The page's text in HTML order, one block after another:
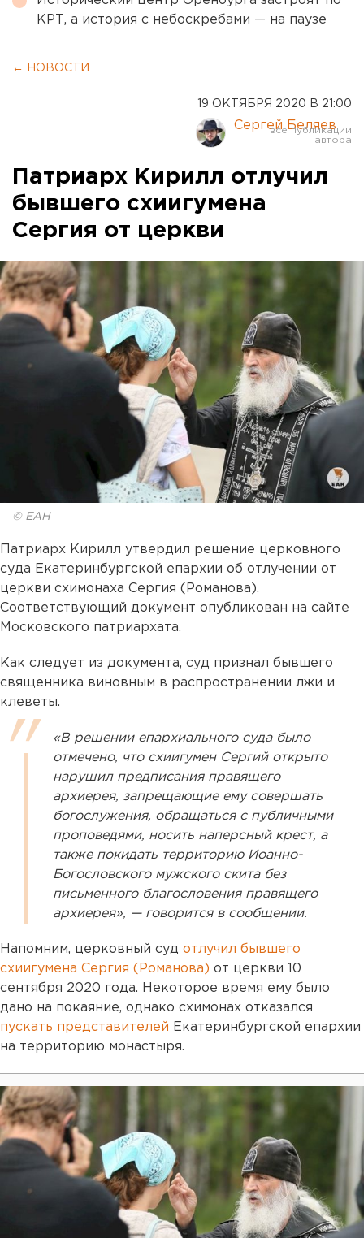
КРТ, а история с небоскребами — на паузе
← НОВОСТИ
19 ОКТЯБРЯ 2020 В 21:00
Сергей Беляев
Патриарх Кирилл отлучил
бывшего схиигумена
Сергия от церкви
© ЕАН
Патриарх Кирилл утвердил решение церковного
суда Екатеринбургской епархии об отлучении от
церкви схимонаха Сергия (Романова).
Соответствующий документ опубликован на сайте
Московского патриархата.
Как следует из документа, суд признал бывшего
священника виновным в распространении лжи и
клеветы.
«В решении епархиального суда было
отмечено, что схиигумен Сергий открыто
нарушил предписания правящего
архиерея, запрещающие ему совершать
богослужения, обращаться с публичными
проповедями, носить наперсный крест, а
также покидать территорию Иоанно-
Богословского мужского скита без
письменного благословения правящего
архиерея», — говорится в сообщении.
Напомним, церковный суд отлучил бывшего
схиигумена Сергия (Романова) от церкви 10
сентября 2020 года. Некоторое время ему было
дано на покаяние, однако схимонах отказался
пускать представителей Екатеринбургской епархии
на территорию монастыря.